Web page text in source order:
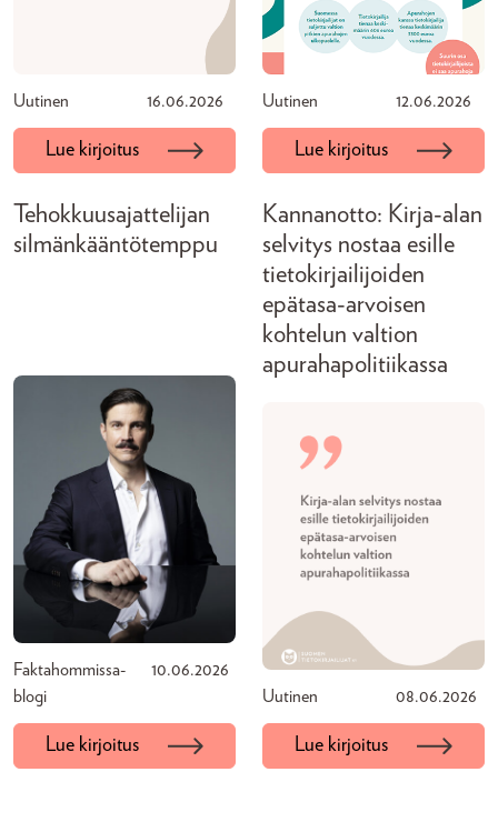
Uutinen 16.06.2026
Lue kirjoitus
Uutinen 12.06.2026
Lue kirjoitus
Tehokkuusajattelijan
silmänkääntötemppu
Faktahommissa-
blogi
10.06.2026
Lue kirjoitus
Kannanotto: Kirja-alan
selvitys nostaa esille
tietokirjailijoiden
epätasa-arvoisen
kohtelun valtion
apurahapolitiikassa
Uutinen 08.06.2026
Lue kirjoitus